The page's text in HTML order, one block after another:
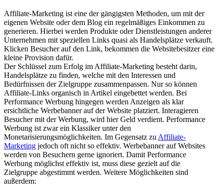
Affiliate-Marketing ist eine der gängigsten Methoden, um mit der
eigenen Website oder dem Blog ein regelmäßiges Einkommen zu
generieren. Hierbei werden Produkte oder Dienstleistungen anderer
Unternehmen mit speziellen Links quasi als Handelsplätze verkauft.
Klicken Besucher auf den Link, bekommen die Websitebesitzer eine
kleine Provision dafür.
Der Schlüssel zum Erfolg im Affiliate-Marketing besteht darin,
Handelsplätze zu finden, welche mit den Interessen und
Bedürfnissen der Zielgruppe zusammenpassen. Nur so können
Affiliate-Links organisch in Artikel eingebettet werden. Bei
Performance Werbung hingegen werden Anzeigen als klar
ersichtliche Werbebanner auf der Website platziert. Interagieren
Besucher mit der Werbung, wird hier Geld verdient. Performance
Werbung ist zwar ein Klassiker unter den
Monetarisierungsmöglichkeiten. Im Gegensatz zu Affiliate-
Marketing jedoch oft nicht so effektiv. Werbebanner auf Websites
werden von Besuchern gerne ignoriert. Damit Performance
Werbung möglichst effektiv ist, muss diese gezielt auf die
Zielgruppe abgestimmt werden. Weitere Möglichkeiten sind
außerdem: